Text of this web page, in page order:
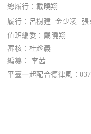
總履行：戴曉翔
履行：呂樹建 金少凌
值班編委： 戴曉翔
審核： 杜趁義
編纂： 李茜
平臺一起配合德律風：